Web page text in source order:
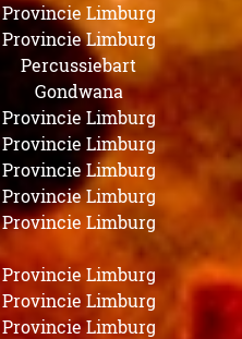
Provincie Limburg
Provincie Limburg
Percussiebart
Gondwana
Provincie Limburg
Provincie Limburg
Provincie Limburg
Provincie Limburg
Provincie Limburg
Provincie Limburg
Provincie Limburg
Provincie Limburg